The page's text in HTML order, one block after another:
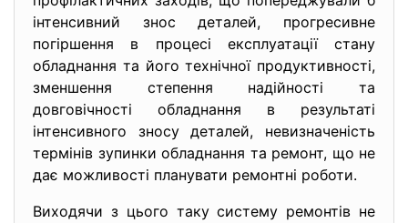
інтенсивний знос деталей, прогресивне
погіршення в процесі експлуатації стану
обладнання та його технічної продуктивності,
зменшення степення надійності та
довговічності обладнання в результаті
інтенсивного зносу деталей, невизначеність
термінів зупинки обладнання та ремонт, що не
дає можливості планувати ремонтні роботи.
Виходячи з цього таку систему ремонтів не